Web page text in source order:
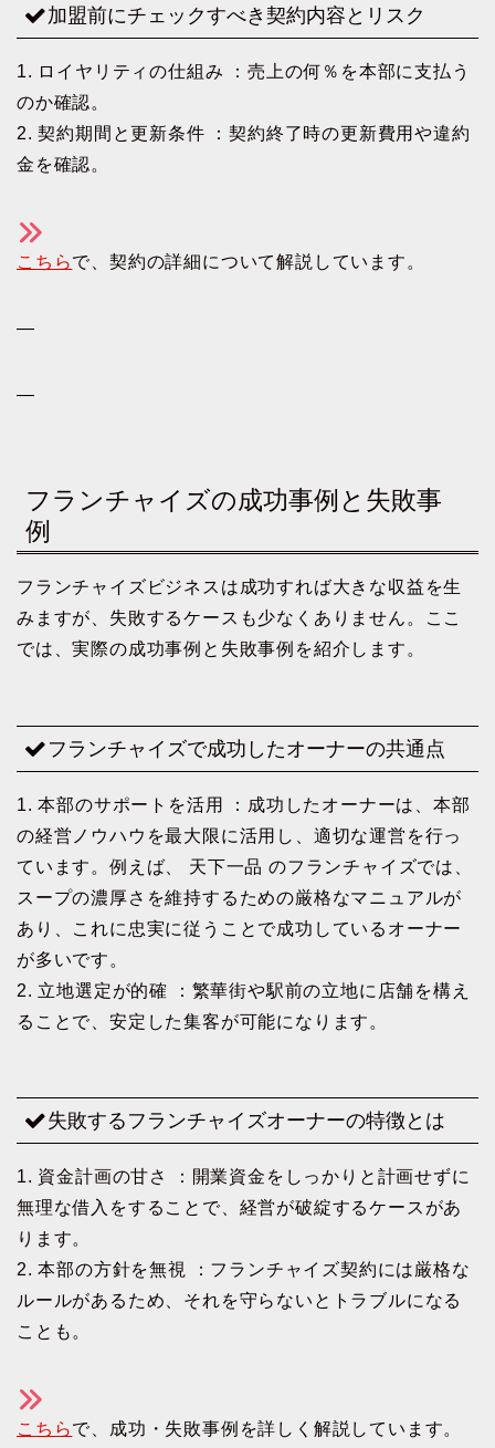
加盟前にチェックすべき契約内容とリスク
1. ロイヤリティの仕組み ：売上の何％を本部に支払う
のか確認。
2. 契約期間と更新条件 ：契約終了時の更新費用や違約
金を確認。
こちらで、契約の詳細について解説しています。
—
—
フランチャイズの成功事例と失敗事
例
フランチャイズビジネスは成功すれば大きな収益を生
みますが、失敗するケースも少なくありません。ここ
では、実際の成功事例と失敗事例を紹介します。
フランチャイズで成功したオーナーの共通点
1. 本部のサポートを活用 ：成功したオーナーは、本部
の経営ノウハウを最大限に活用し、適切な運営を行っ
ています。例えば、 天下一品 のフランチャイズでは、
スープの濃厚さを維持するための厳格なマニュアルが
あり、これに忠実に従うことで成功しているオーナー
が多いです。
2. 立地選定が的確 ：繁華街や駅前の立地に店舗を構え
ることで、安定した集客が可能になります。
失敗するフランチャイズオーナーの特徴とは
1. 資金計画の甘さ ：開業資金をしっかりと計画せずに
無理な借入をすることで、経営が破綻するケースがあ
ります。
2. 本部の方針を無視 ：フランチャイズ契約には厳格な
ルールがあるため、それを守らないとトラブルになる
ことも。
こちらで、成功・失敗事例を詳しく解説しています。